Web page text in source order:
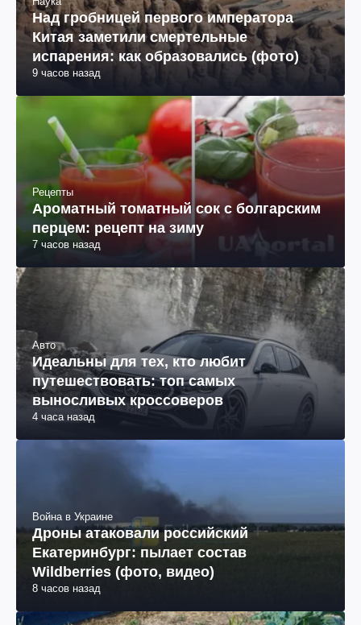
Над гробницей первого императора
Китая заметили смертельные
испарения: как образовались (фото)
9 часов назад
Рецепты
Ароматный томатный сок с болгарским
перцем: рецепт на зиму
7 часов назад
Авто
Идеальны для тех, кто любит
путешествовать: топ самых
выносливых кроссоверов
4 часа назад
Война в Украине
Дроны атаковали российский
Екатеринбург: пылает состав
Wildberries (фото, видео)
8 часов назад